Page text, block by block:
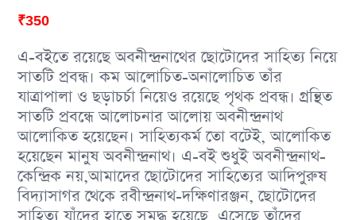
₹350
এ-বইতে রয়েছে অবনীন্দ্রনাথের ছোটোদের সাহিত্য নিয়ে
সাতটি প্রবন্ধ। কম আলোচিত-অনালোচিত তাঁর
যাত্রাপালা ও ছড়াচর্চা নিয়েও রয়েছে পৃথক প্রবন্ধ। গ্রন্থিত
সাতটি প্রবন্ধে আলোচনার আলোয় অবনীন্দ্রনাথ
আলোকিত হয়েছেন। সাহিত্যকর্ম তো বটেই, আলোকিত
হয়েছেন মানুষ অবনীন্দ্রনাথ। এ-বই শুধুই অবনীন্দ্রনাথ-
কেন্দ্রিক নয়,আমাদের ছোটোদের সাহিত্যের আদিপুরুষ
বিদ্যাসাগর থেকে রবীন্দ্রনাথ-দক্ষিণারঞ্জন, ছোটোদের